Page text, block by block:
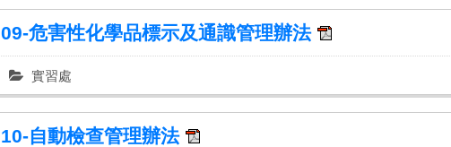
09-危害性化學品標示及通識管理辦法
實習處
10-自動檢查管理辦法